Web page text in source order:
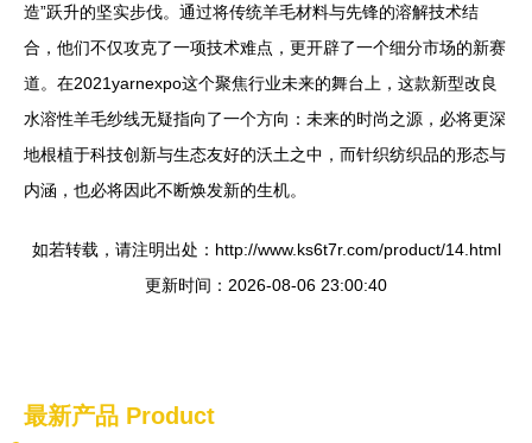
造”跃升的坚实步伐。通过将传统羊毛材料与先锋的溶解技术结
合，他们不仅攻克了一项技术难点，更开辟了一个细分市场的新赛
道。在2021yarnexpo这个聚焦行业未来的舞台上，这款新型改良
水溶性羊毛纱线无疑指向了一个方向：未来的时尚之源，必将更深
地根植于科技创新与生态友好的沃土之中，而针织纺织品的形态与
内涵，也必将因此不断焕发新的生机。
如若转载，请注明出处：http://www.ks6t7r.com/product/14.html
更新时间：2026-08-06 23:00:40
最新产品 Product